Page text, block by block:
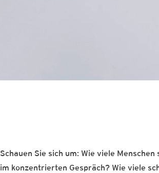
Schauen Sie sich um: Wie viele
im konzentrierten Gespräch? Wie viele